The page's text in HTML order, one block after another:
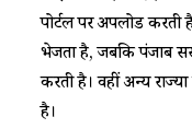
पोर्टल पर अपलोड
भेजता है, जबकि पंजाब
करती है। वहीं अन्य
है।​